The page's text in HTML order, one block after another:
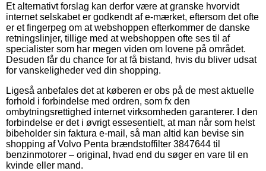
Et alternativt forslag kan derfor være at granske hvorvidt
internet selskabet er godkendt af e-mærket, eftersom det ofte
er et fingerpeg om at webshoppen efterkommer de danske
retningslinjer, tillige med at webshoppen ofte ses til af
specialister som har megen viden om lovene på området.
Desuden får du chance for at få bistand, hvis du bliver udsat
for vanskeligheder ved din shopping.
Ligeså anbefales det at køberen er obs på de mest aktuelle
forhold i forbindelse med ordren, som fx den
ombytningsrettighed internet virksomheden garanterer. I den
forbindelse er det i øvrigt essesentielt, at man når som helst
bibeholder sin faktura e-mail, så man altid kan bevise sin
shopping af Volvo Penta brændstoffilter 3847644 til
benzinmotorer – original, hvad end du søger en vare til en
kvinde eller mand.